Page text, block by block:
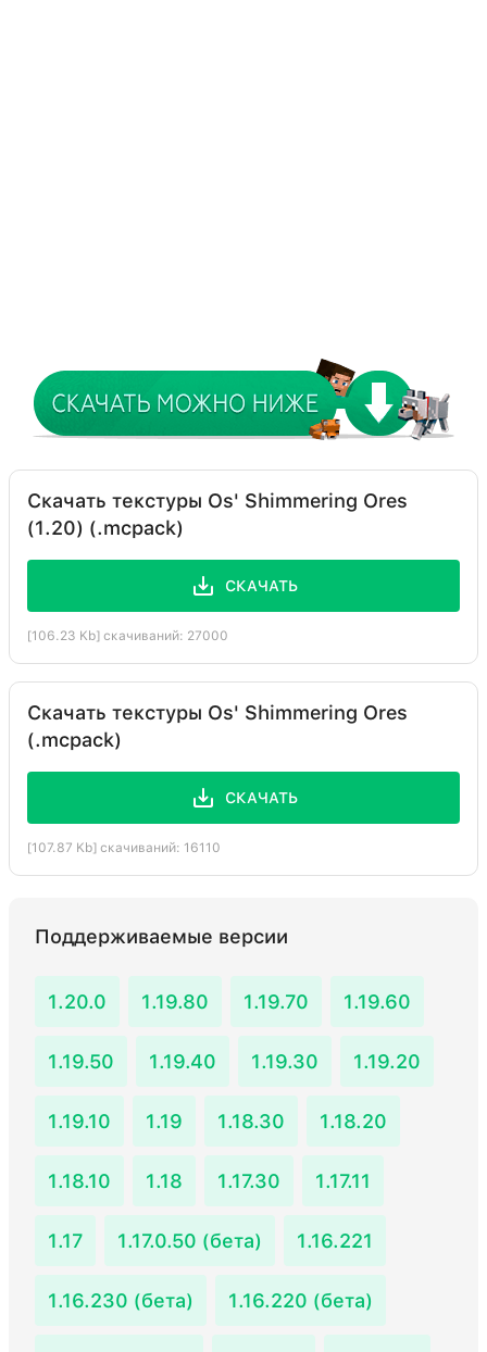
Скачать текстуры Os' Shimmering Ores
(1.20) (.mcpack)
СКАЧАТЬ
[106.23 Kb] скачиваний: 27000
Скачать текстуры Os' Shimmering Ores
(.mcpack)
СКАЧАТЬ
[107.87 Kb] скачиваний: 16110
Поддерживаемые версии
1.20.0 1.19.80 1.19.70 1.19.60
1.19.50 1.19.40 1.19.30 1.19.20
1.19.10 1.19 1.18.30 1.18.20
1.18.10 1.18 1.17.30 1.17.11
1.17 1.17.0.50 (бета) 1.16.221
1.16.230 (бета) 1.16.220 (бета)